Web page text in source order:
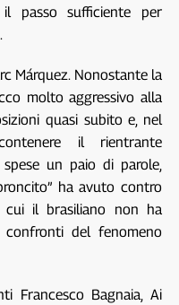
passo sufficiente per
Márquez. Nonostante la
molto aggressivo alla
quasi subito e, nel
il rientrante
spese un paio di parole,
ha avuto contro
cui il brasiliano non ha
confronti del fenomeno
Francesco Bagnaia, Ai